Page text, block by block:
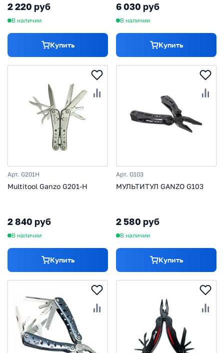
2 220 руб
В наличии
Купить
6 030 руб
В наличии
Купить
Арт. G201H
Multitool Ganzo G201-H
2 840 руб
В наличии
Купить
Арт. G103
МУЛЬТИТУЛ GANZO G103
2 580 руб
В наличии
Купить